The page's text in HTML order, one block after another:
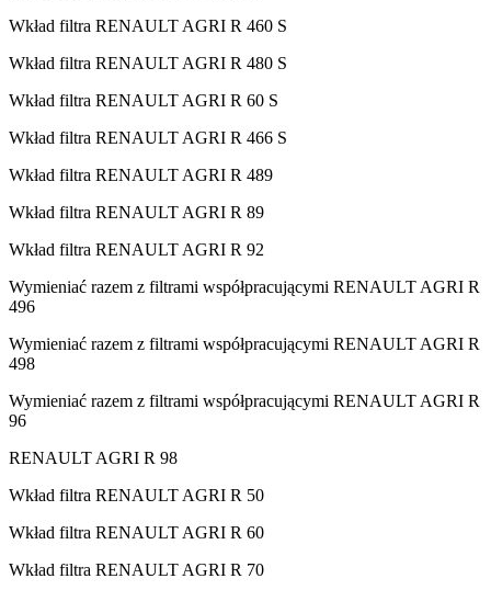
Wkład filtra RENAULT AGRI R 460 S
Wkład filtra RENAULT AGRI R 480 S
Wkład filtra RENAULT AGRI R 60 S
Wkład filtra RENAULT AGRI R 466 S
Wkład filtra RENAULT AGRI R 489
Wkład filtra RENAULT AGRI R 89
Wkład filtra RENAULT AGRI R 92
Wymieniać razem z filtrami współpracującymi RENAULT AGRI R
496
Wymieniać razem z filtrami współpracującymi RENAULT AGRI R
498
Wymieniać razem z filtrami współpracującymi RENAULT AGRI R
96
RENAULT AGRI R 98
Wkład filtra RENAULT AGRI R 50
Wkład filtra RENAULT AGRI R 60
Wkład filtra RENAULT AGRI R 70